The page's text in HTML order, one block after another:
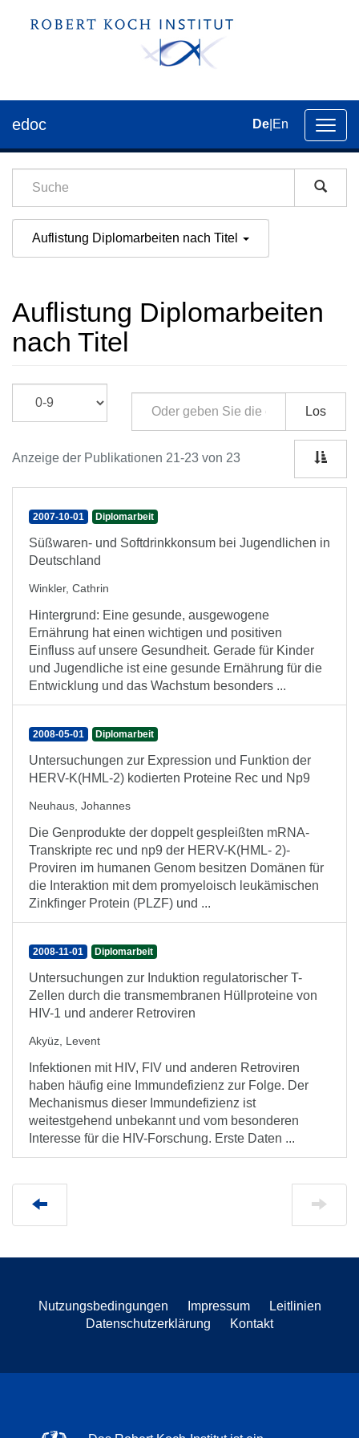
der
edoc De En
Auflistung Diplomarbeiten nach Titel
Auflistung Diplomarbeiten
nach Titel
Los
Anzeige der Publikationen 21-23 von 23
2007-10-01 Diplomarbeit
Süßwaren- und Softdrinkkonsum bei Jugendlichen in
Deutschland
Winkler, Cathrin
Hintergrund: Eine gesunde, ausgewogene
Ernährung hat einen wichtigen und positiven
Einfluss auf unsere Gesundheit. Gerade für Kinder
und Jugendliche ist eine gesunde Ernährung für die
Entwicklung und das Wachstum besonders ...
2008-05-01 Diplomarbeit
Untersuchungen zur Expression und Funktion der
HERV-K(HML-2) kodierten Proteine Rec und Np9
Neuhaus, Johannes
Die Genprodukte der doppelt gespleißten mRNA-
Transkripte rec und np9 der HERV-K(HML- 2)-
Proviren im humanen Genom besitzen Domänen für
die Interaktion mit dem promyeloisch leukämischen
Zinkfinger Protein (PLZF) und ...
2008-11-01 Diplomarbeit
Untersuchungen zur Induktion regulatorischer T-
Zellen durch die transmembranen Hüllproteine von
HIV-1 und anderer Retroviren
Akyüz, Levent
Infektionen mit HIV, FIV und anderen Retroviren
haben häufig eine Immundefizienz zur Folge. Der
Mechanismus dieser Immundefizienz ist
weitestgehend unbekannt und vom besonderen
Interesse für die HIV-Forschung. Erste Daten ...
Nutzungsbedingungen Impressum
Leitlinien
Datenschutzerklärung
Kontakt